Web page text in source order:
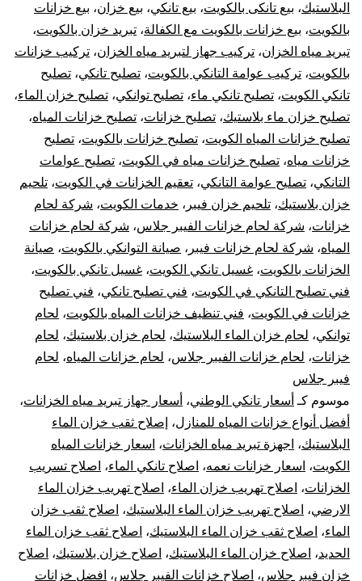
البلاستيك، بيع تانكى بالكويت، بيع تانكي، بيع خزان، بيع خزانات
بالكويت، بيع خزانات بالكويت مع الكفالة، تبريد خزان بالكويت،
تبريد مياه الخزان، تركيب جهاز لتبريد مياه الخزان، تركيب خزانات
بالكويت، تركيب عوامة التانكي بالكويت، تصليح تانكي، تصليح
تانكي الكويت، تصليح تانكي ماء، تصليح توانكي، تصليح خزان الماء،
تصليح خزان ماء بلاستيك، تصليح خزانات، تصليح خزانات المياه،
تصليح خزانات المياه الكويت، تصليح خزانات بالكويت، تصليح
خزانات مياه، تصليح خزانات مياه في الكويت، تصليح عوامات
التانكي، تصليح عوامة التانكي، تعقيم الخزانات في الكويت، تلحيم
خزان بلاستيك، تلحيم خزان فيبر ، خدمات الكويت، شركة لحام
خزانات، شركة لحام خزانات الفيبر جلاس، شركة لحام خزانات
المياه، شركة لحام خزانات فيبر ، صيانة التوانكي بالكويت، صيانة
الخزانات بالكويت، غسيل تانكي الكويت، غسيل تانكي بالكويت،
فني تصليح التانكي في الكويت، فني تصليح تانكي، فني تصليح
خزانات في الكويت، فني تنظيف خزانات المياه بالكويت، لحام
توانكي، لحام خزان الماء البلاستيك، لحام خزان بلاستيك، لحام
خزانات، لحام خزانات الفيبر جلاس، لحام خزانات المياه، لحام
فيبر جلاس
موسوم كـ أسعار تانكي الوطني، أسعار جهاز تبريد مياه الخزانات،
أفضل أنواع خزانات المياه للمنازل، إصلاح ثقب خزان الماء
البلاستيك، اجهزة تبريد مياه الخزانات، اسعار خزانات المياه
الكويت، اسعار خزانات نعمه، اصلاح تانكي الماء، اصلاح تسريب
الخزانات، اصلاح تهريب خزان الماء، اصلاح تهريب خزان الماء
الارضي، اصلاح تهريب خزان الماء البلاستيك، اصلاح ثقب خزان
الماء، اصلاح ثقب خزان الماء البلاستيك، اصلاح ثقب خزان الماء
الحديد، اصلاح خزان الماء البلاستيك، اصلاح خزان بلاستيك، اصلاح
خزان فيبر جلاس، اصلاح خزانات الفيبر جلاس، افضل خزانات